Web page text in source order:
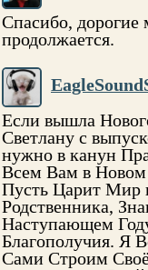
Спасибо,
продолжается.
Если вышла
Светлану с
нужно в канун
Всем Вам в Новом
Пусть Царит Мир
Родственника,
Наступающем
Благополучия. Я
Сами Строим